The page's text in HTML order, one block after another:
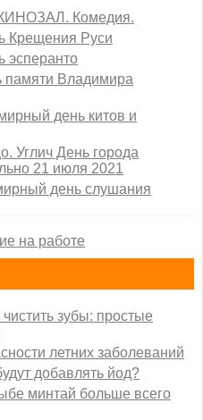
Комедия.
Крещения Руси
эсперанто
памяти Владимира
день китов и
Углич День города
21 июля 2021
день слушания
зубы: простые
летних заболеваний
добавлять йод?
минтай больше всего